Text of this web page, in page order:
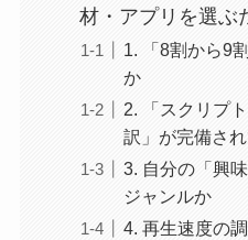
材・アプリを選ぶ
1. 「8割から9
か
2. 「スクリプ
訳」が完備さ
3. 自分の「興
ジャンルか
4. 再生速度の